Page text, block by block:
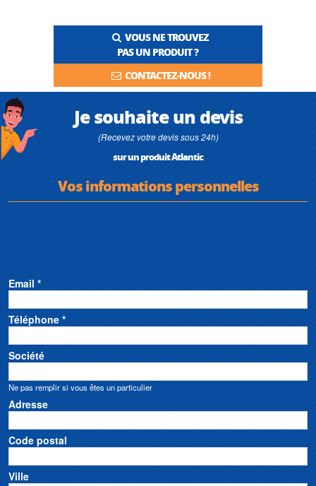
VOUS NE TROUVEZ
PAS UN PRODUIT ?
CONTACTEZ-NOUS !
Je souhaite un devis
(Recevez votre devis sous 24h)
sur un produit Atlantic
Vos informations personnelles
Email *
Téléphone *
Société
Ne pas remplir si vous êtes un particulier
Adresse
Code postal
Ville